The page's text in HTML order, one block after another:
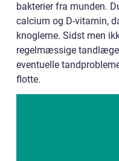
bakterier fra munden.
calcium og D-vitamin,
knoglerne. Sidst men
regelmæssige
eventuelle
flotte.